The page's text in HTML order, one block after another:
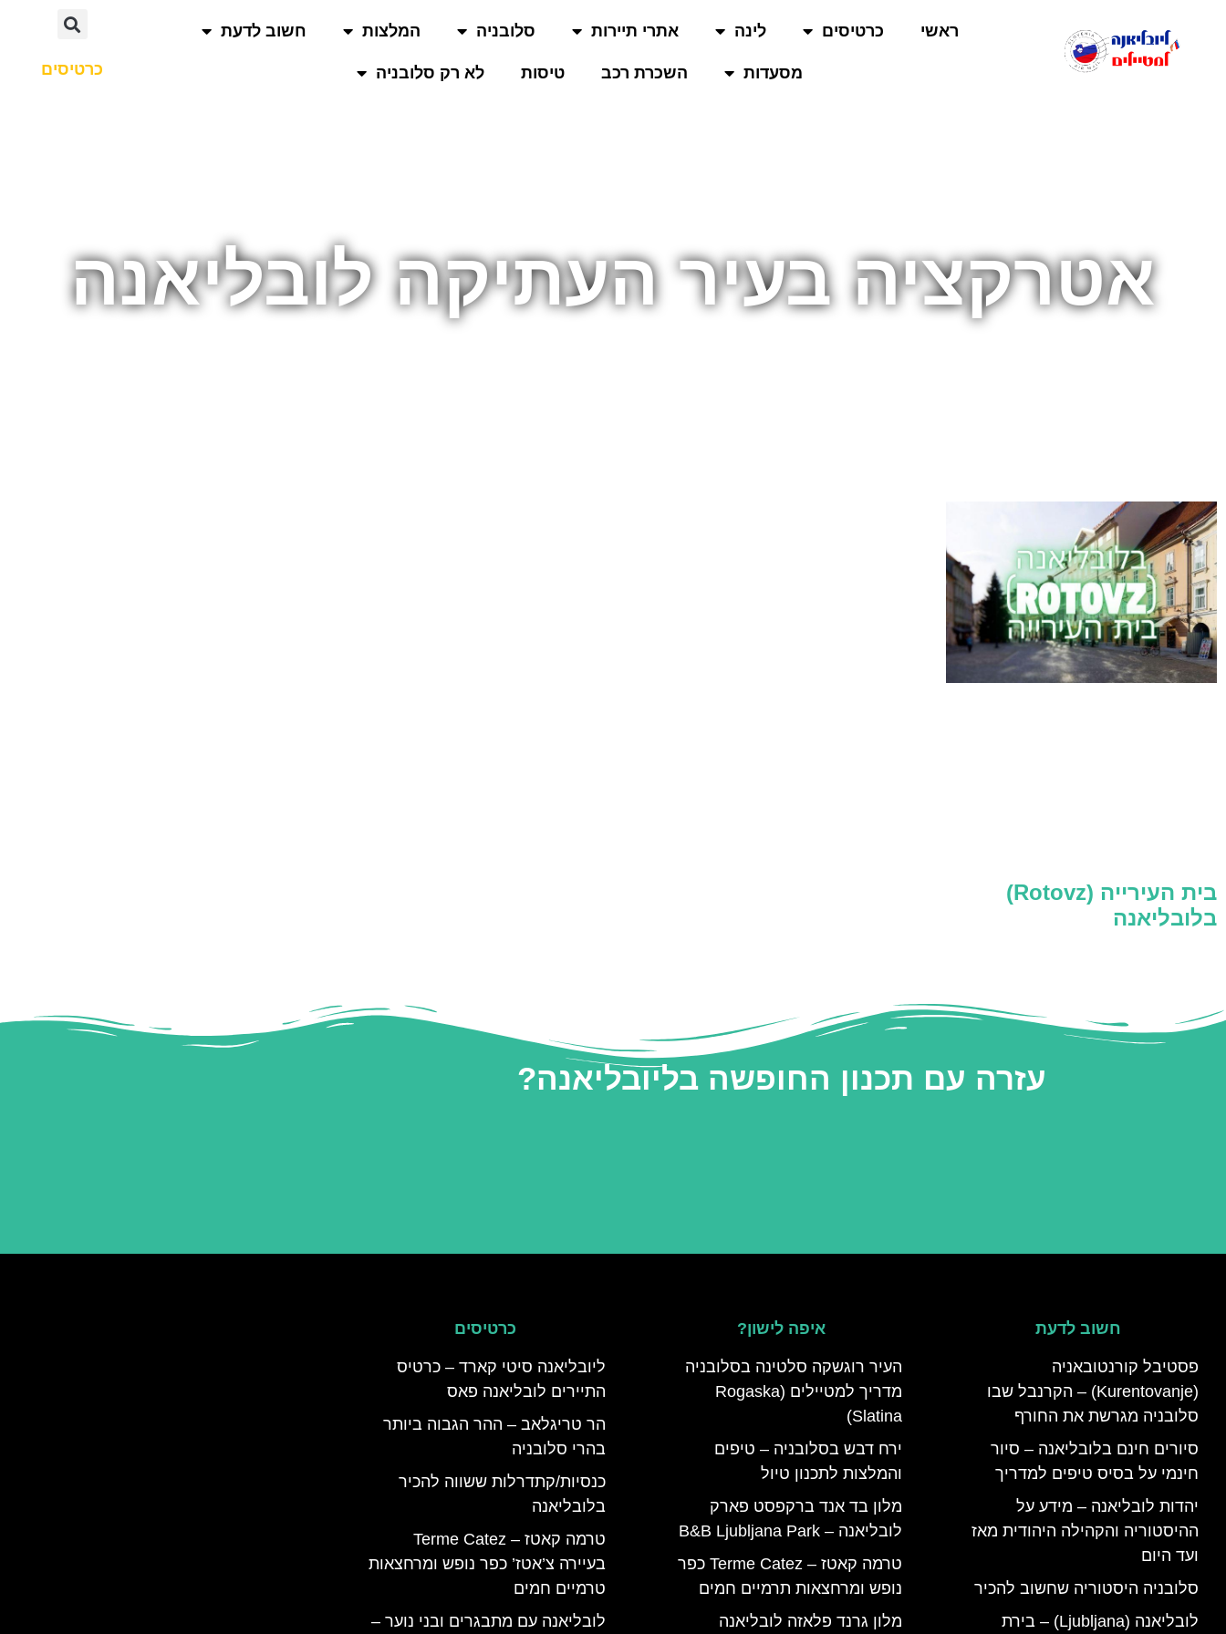
ראשי כרטיסים לינה אתרי תיירות סלובניה המלצות חשוב לדעת
מסעדות השכרת רכב טיסות לא רק סלובניה כרטיסים
אטרקציה בעיר העתיקה לובליאנה
בית העירייה (Rotovz)
בלובליאנה
עזרה עם תכנון החופשה בליובליאנה?
חשוב לדעת
פסטיבל קורנטובאניה
(Kurentovanje) – הקרנבל שבו
סלובניה מגרשת את החורף
סיורים חינם בלובליאנה – סיור
חינמי על בסיס טיפים למדריך
יהדות לובליאנה – מידע על
ההיסטוריה והקהילה היהודית מאז
ועד היום
סלובניה היסטוריה שחשוב להכיר
לובליאנה (Ljubljana) – בירת
איפה לישון?
העיר רוגשקה סלטינה בסלובניה
מדריך למטיילים (Rogaska
Slatina)
ירח דבש בסלובניה – טיפים
והמלצות לתכנון טיול
מלון בד אנד ברקפסט פארק
לובליאנה – B&B Ljubljana Park
טרמה קאטז – Terme Catez כפר
נופש ומרחצאות תרמיים חמים
מלון גרנד פלאזה לובליאנה
כרטיסים
ליובליאנה סיטי קארד – כרטיס
התיירים לובליאנה פאס
הר טריגלאב – ההר הגבוה ביותר
בהרי סלובניה
כנסיות/קתדרלות ששווה להכיר
בלובליאנה
טרמה קאטז – Terme Catez
בעיירה צ’אטז’ כפר נופש ומרחצאות
טרמיים חמים
לובליאנה עם מתבגרים ובני נוער –